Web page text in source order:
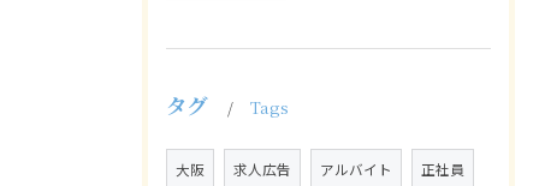
タグ Tags
大阪 求人広告 アルバイト 正社員